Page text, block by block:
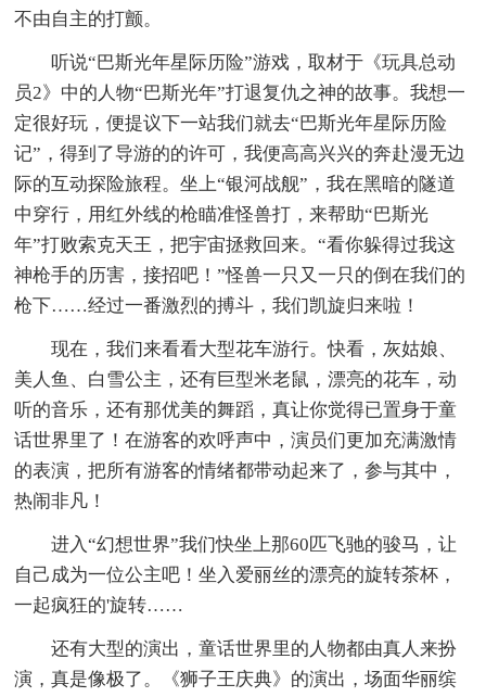
不由自主的打颤。
听说“巴斯光年星际历险”游戏，取材于《玩具总动
员2》中的人物“巴斯光年”打退复仇之神的故事。我想一
定很好玩，便提议下一站我们就去“巴斯光年星际历险
记”，得到了导游的的许可，我便高高兴兴的奔赴漫无边
际的互动探险旅程。坐上“银河战舰”，我在黑暗的隧道
中穿行，用红外线的枪瞄准怪兽打，来帮助“巴斯光
年”打败索克天王，把宇宙拯救回来。“看你躲得过我这
神枪手的历害，接招吧！”怪兽一只又一只的倒在我们的
枪下……经过一番激烈的搏斗，我们凯旋归来啦！
现在，我们来看看大型花车游行。快看，灰姑娘、
美人鱼、白雪公主，还有巨型米老鼠，漂亮的花车，动
听的音乐，还有那优美的舞蹈，真让你觉得已置身于童
话世界里了！在游客的欢呼声中，演员们更加充满激情
的表演，把所有游客的情绪都带动起来了，参与其中，
热闹非凡！
进入“幻想世界”我们快坐上那60匹飞驰的骏马，让
自己成为一位公主吧！坐入爱丽丝的漂亮的旋转茶杯，
一起疯狂的'旋转……
还有大型的演出，童话世界里的人物都由真人来扮
演，真是像极了。《狮子王庆典》的演出，场面华丽缤